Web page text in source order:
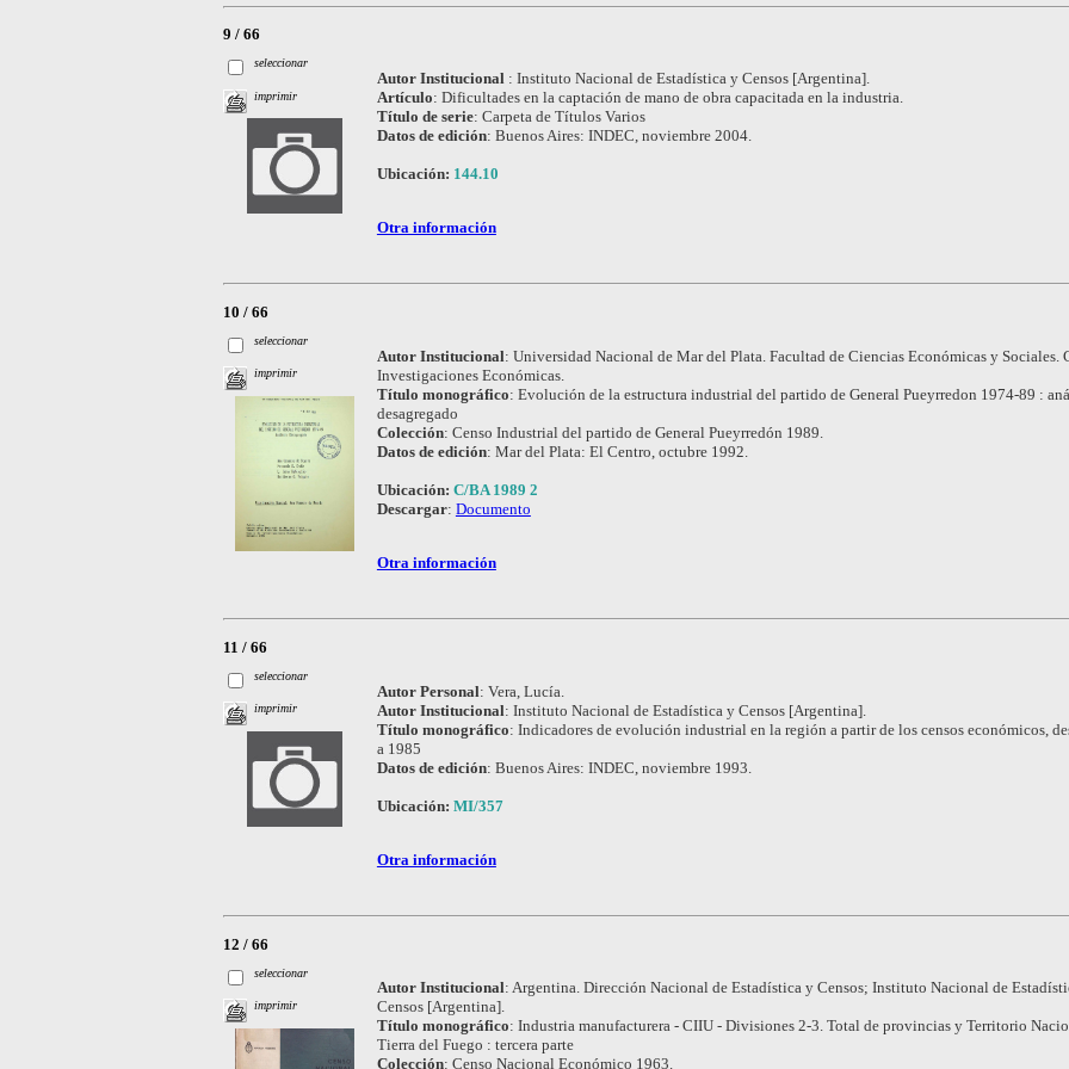
9 / 66
seleccionar
imprimir
Autor Institucional : Instituto Nacional de Estadística y Censos [Argentina].
Artículo: Dificultades en la captación de mano de obra capacitada en la industria.
Título de serie: Carpeta de Títulos Varios
Datos de edición: Buenos Aires: INDEC, noviembre 2004.
Ubicación: 144.10
Otra información
10 / 66
seleccionar
imprimir
Autor Institucional: Universidad Nacional de Mar del Plata. Facultad de Ciencias Económicas y Sociales.
Investigaciones Económicas.
Título monográfico: Evolución de la estructura industrial del partido de General Pueyrredon 1974-89 :
desagregado
Colección: Censo Industrial del partido de General Pueyrredón 1989.
Datos de edición: Mar del Plata: El Centro, octubre 1992.
Ubicación: C/BA 1989 2
Descargar: Documento
Otra información
11 / 66
seleccionar
imprimir
Autor Personal: Vera, Lucía.
Autor Institucional: Instituto Nacional de Estadística y Censos [Argentina].
Título monográfico: Indicadores de evolución industrial en la región a partir de los censos económicos,
a 1985
Datos de edición: Buenos Aires: INDEC, noviembre 1993.
Ubicación: MI/357
Otra información
12 / 66
seleccionar
imprimir
Autor Institucional: Argentina. Dirección Nacional de Estadística y Censos; Instituto Nacional de
Censos [Argentina].
Título monográfico: Industria manufacturera - CIIU - Divisiones 2-3. Total de provincias y Territorio
Tierra del Fuego : tercera parte
Colección: Censo Nacional Económico 1963.